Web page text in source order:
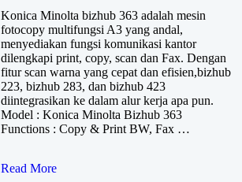
Konica Minolta bizhub 363 adalah mesin
fotocopy multifungsi A3 yang andal,
menyediakan fungsi komunikasi kantor
dilengkapi print, copy, scan dan Fax. Dengan
fitur scan warna yang cepat dan efisien,bizhub
223, bizhub 283, dan bizhub 423
diintegrasikan ke dalam alur kerja apa pun.
Model : Konica Minolta Bizhub 363
Functions : Copy & Print BW, Fax …
Konica
Read More